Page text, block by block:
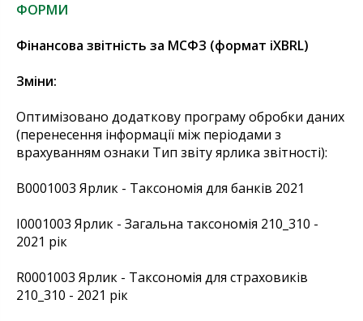
ФОРМИ
Фінансова звітність за МСФЗ (формат iXBRL)
Зміни:
Оптимізовано додаткову програму обробки даних
(перенесення інформації між періодами з
врахуванням ознаки Тип звіту ярлика звітності):
B0001003 Ярлик - Таксономія для банків 2021
І0001003 Ярлик - Загальна таксономія 210_310 -
2021 рік
R0001003 Ярлик - Таксономія для страховиків
210_310 - 2021 рік